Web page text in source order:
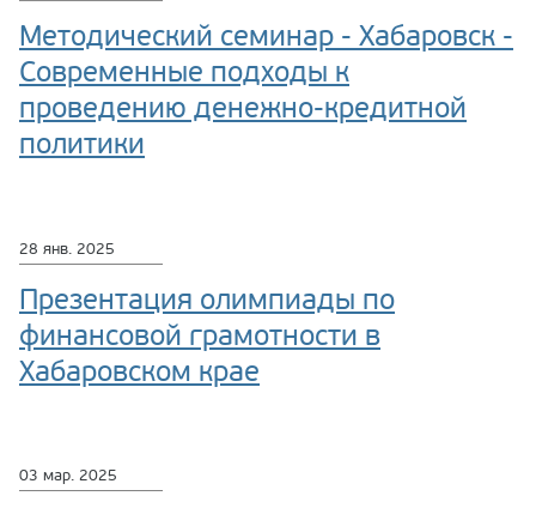
Методический семинар - Хабаровск -
Современные подходы к
проведению денежно-кредитной
политики
28 янв. 2025
Презентация олимпиады по
финансовой грамотности в
Хабаровском крае
03 мар. 2025